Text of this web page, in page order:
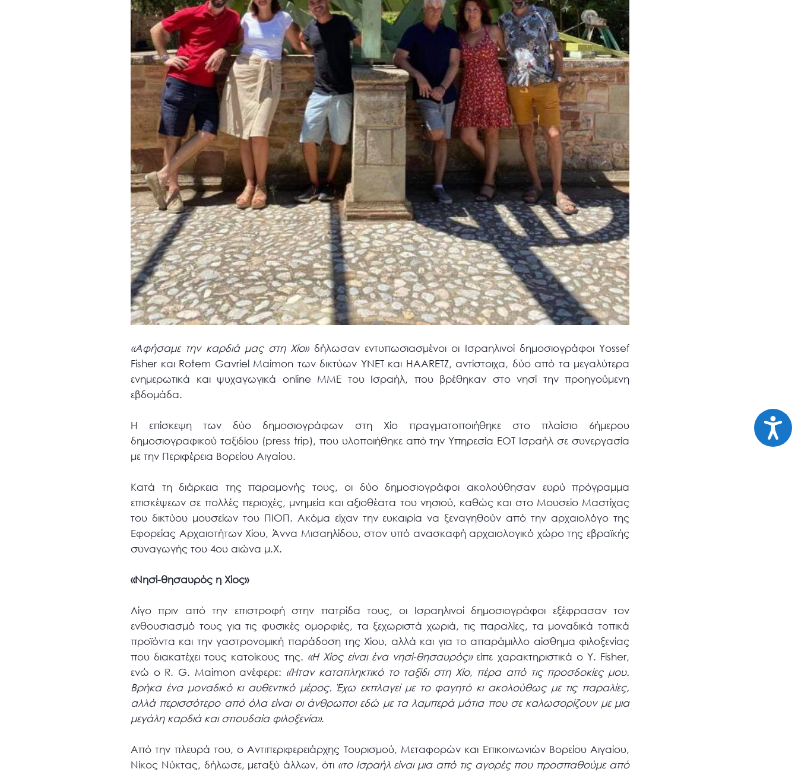
«Αφήσαμε την καρδιά μας στη Χίο»δήλωσαν εντυπωσιασμένοι οι Ισραηλινοί δημοσιογράφοι Yossef
Fisher και Rotem Gavriel Maimon των δικτύων YNET και HAARETZ, αντίστοιχα, δύο από τα μεγαλύτερα
ενημερωτικά και ψυχαγωγικά online ΜΜΕ του Ισραήλ, που βρέθηκαν στο νησί την προηγούμενη
εβδομάδα.
Η επίσκεψη των δύο δημοσιογράφων στη Χίο πραγματοποιήθηκε στο πλαίσιο 6ήμερου
δημοσιογραφικού ταξιδίου (press trip), που υλοποιήθηκε από την Υπηρεσία ΕΟΤ Ισραήλ σε συνεργασία
με την Περιφέρεια Βορείου Αιγαίου.
Κατά τη διάρκεια της παραμονής τους, οι δύο δημοσιογράφοι ακολούθησαν ευρύ πρόγραμμα
επισκέψεων σε πολλές περιοχές, μνημεία και αξιοθέατα του νησιού, καθώς και στο Μουσείο Μαστίχας
του δικτύου μουσείων του ΠΙΟΠ. Ακόμα είχαν την ευκαιρία να ξεναγηθούν από την αρχαιολόγο της
Εφορείας Αρχαιοτήτων Χίου, Άννα Μισαηλίδου, στον υπό ανασκαφή αρχαιολογικό χώρο της εβραϊκής
συναγωγής του 4ου αιώνα μ.Χ.
«Νησί-θησαυρός η Χίος»
Λίγο πριν από την επιστροφή στην πατρίδα τους, οι Ισραηλινοί δημοσιογράφοι εξέφρασαν τον
ενθουσιασμό τους για τις φυσικές ομορφιές, τα ξεχωριστά χωριά, τις παραλίες, τα μοναδικά τοπικά
προϊόντα και την γαστρονομική παράδοση της Χίου, αλλά και για το απαράμιλλο αίσθημα φιλοξενίας
που διακατέχει τους κατοίκους της. «Η Χίος είναι ένα νησί-θησαυρός»είπε χαρακτηριστικά ο Y. Fisher,
ενώ ο R. G. Maimon ανέφερε: «Ήταν καταπληκτικό το ταξίδι στη Χίο, πέρα από τις προσδοκίες μου.
Βρήκα ένα μοναδικό κι αυθεντικό μέρος. Έχω εκπλαγεί με το φαγητό κι ακολούθως με τις παραλίες,
αλλά περισσότερο από όλα είναι οι άνθρωποι εδώ με τα λαμπερά μάτια που σε καλωσορίζουν με μια
μεγάλη καρδιά και σπουδαία φιλοξενία».
Από την πλευρά του, ο Αντιπεριφερειάρχης Τουρισμού, Μεταφορών και Επικοινωνιών Βορείου Αιγαίου,
Νίκος Νύκτας, δήλωσε, μεταξύ άλλων, ότι «το Ισραήλ είναι μια από τις αγορές που προσπαθούμε από